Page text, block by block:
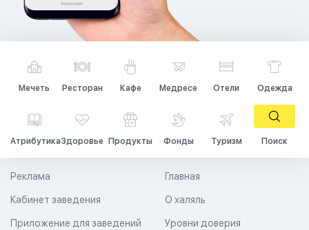
Мечеть Ресторан Кафе Медресе Отели Одежда
АтрибутикаЗдоровье Продукты Фонды Туризм Поиск
Главная
О халяль
Уровни доверия
Реклама
Кабинет заведения
Приложение для заведений